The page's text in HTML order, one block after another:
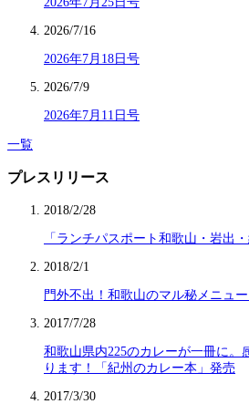
2026/7/16
2026年7月18日号
2026/7/9
2026年7月11日号
一覧
プレスリリース
2018/2/28
「ランチパスポート和歌山・岩出
2018/2/1
門外不出！和歌山のマル秘メニュ
2017/7/28
和歌山県内225のカレーが一冊に。
ります！「紀州のカレー本」発売
2017/3/30